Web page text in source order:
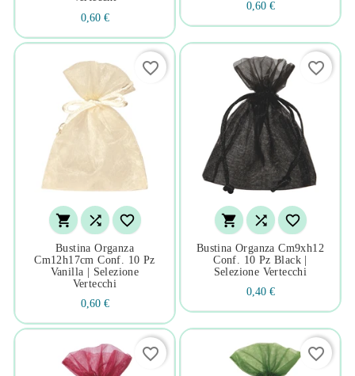
0,60 €
0,60 €
  
Bustina Organza
Cm12h17cm Conf. 10 Pz
Vanilla | Selezione
Vertecchi
0,60 €
favorite_border
  
Bustina Organza Cm9xh12
Conf. 10 Pz Black |
Selezione Vertecchi
0,40 €
favorite_border
favorite_border favorite_border